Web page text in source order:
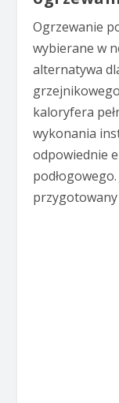
Ogrzewanie
wybierane w
alternatywa
kaloryfera
wykonania
odpowiednie